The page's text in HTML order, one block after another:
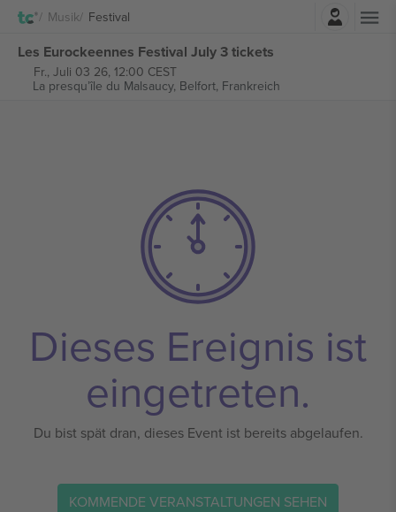
Musik Festival
Les Eurockeennes Festival July 3 tickets
Fr., Juli 03 26, 12:00 CEST
La presqu’île du Malsaucy, Belfort, Frankreich
Dieses Ereignis ist
eingetreten.
Du bist spät dran, dieses Event ist bereits abgelaufen.
KOMMENDE VERANSTALTUNGEN SEHEN